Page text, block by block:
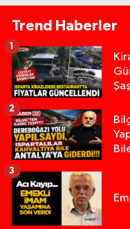
Trend Haberler
1
2
3